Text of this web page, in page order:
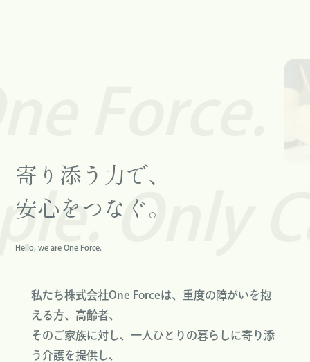
Only
寄り添う力で、
安心をつなぐ。
Hello, we are One Force.
私たち株式会社One Forceは、重度の障がいを抱
える方、高齢者、
そのご家族に対し、一人ひとりの暮らしに寄り添
う介護を提供し、